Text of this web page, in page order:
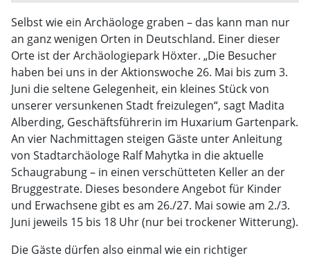
Selbst wie ein Archäologe graben – das kann man nur
an ganz wenigen Orten in Deutschland. Einer dieser
Orte ist der Archäologiepark Höxter. „Die Besucher
haben bei uns in der Aktionswoche 26. Mai bis zum 3.
Juni die seltene Gelegenheit, ein kleines Stück von
unserer versunkenen Stadt freizulegen“, sagt Madita
Alberding, Geschäftsführerin im Huxarium Gartenpark.
An vier Nachmittagen steigen Gäste unter Anleitung
von Stadtarchäologe Ralf Mahytka in die aktuelle
Schaugrabung – in einen verschütteten Keller an der
Bruggestrate. Dieses besondere Angebot für Kinder
und Erwachsene gibt es am 26./27. Mai sowie am 2./3.
Juni jeweils 15 bis 18 Uhr (nur bei trockener Witterung).
Die Gäste dürfen also einmal wie ein richtiger